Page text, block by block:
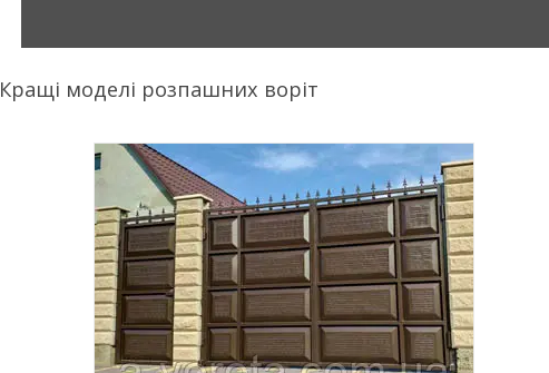
Кращі моделі розпашних воріт
Розпашні ворота торгової марки Hardwick: від
бюджетних варіантів до преміум класу.